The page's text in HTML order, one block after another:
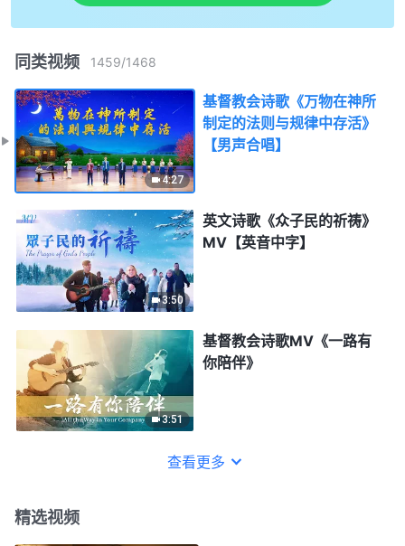
同类视频 1459/1468
4:27
基督教会诗歌《万物在神所
制定的法则与规律中存活》
【男声合唱】
3:50
英文诗歌《众子民的祈祷》
MV【英音中字】
3:51
基督教会诗歌MV《一路有
你陪伴》
查看更多
精选视频